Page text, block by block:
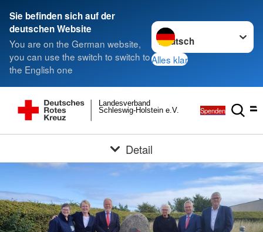
Sie befinden sich auf der
deutschen Website
You are on the German website,
you can use the switch to switch to
the English one
Sprache wechseln zu
Alles klar
Schleswig-Holstein e.V.
Landesverband
Spenden
Detail